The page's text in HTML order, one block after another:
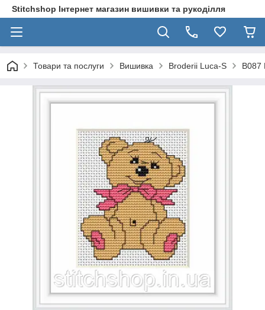
Stitchshop Інтернет магазин вишивки та рукоділля
Товари та послуги Вишивка Broderii Luca-S B087